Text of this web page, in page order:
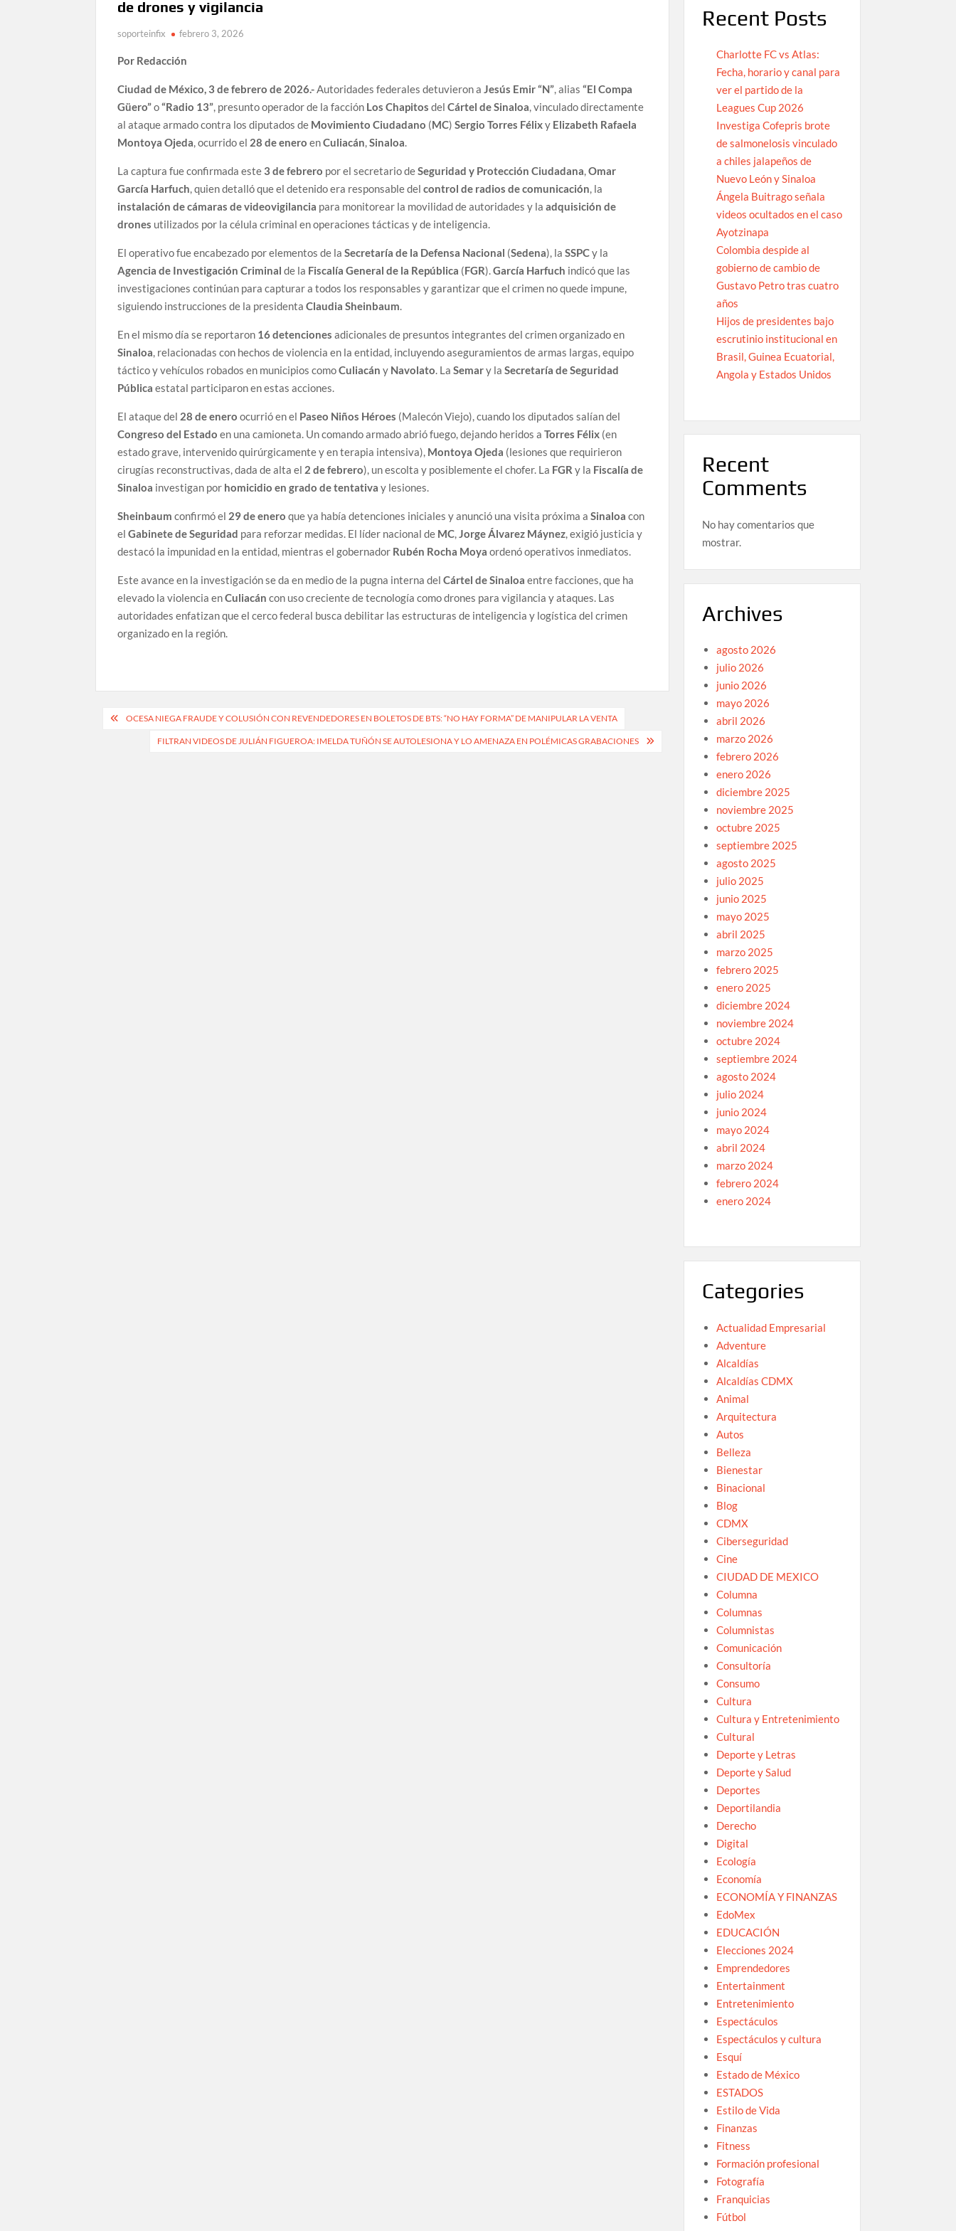
de drones y vigilancia
soporteinfix febrero 3, 2026
Por Redacción
Ciudad de México, 3 de febrero de 2026.-Autoridades federales detuvieron aJesús Emir “N”, alias“El Compa
Güero”o“Radio 13”, presunto operador de la facción Los Chapitos delCártel de Sinaloa, vinculado directamente
al ataque armado contra los diputados de Movimiento Ciudadano (MC)Sergio Torres Félixy Elizabeth Rafaela
Montoya Ojeda, ocurrido el 28 de enero enCuliacán,Sinaloa.
La captura fue confirmada este 3 de febrero por el secretario deSeguridad y Protección Ciudadana,Omar
García Harfuch, quien detalló que el detenido era responsable delcontrol de radios de comunicación, la
instalación de cámaras de videovigilancia para monitorear la movilidad de autoridades y laadquisición de
drones utilizados por la célula criminal en operaciones tácticas y de inteligencia.
El operativo fue encabezado por elementos de laSecretaría de la Defensa Nacional (Sedena), laSSPCy la
Agencia de Investigación Criminal de la Fiscalía General de la República (FGR).García Harfuch indicó que las
investigaciones continúan para capturar a todos los responsables y garantizar que el crimen no quede impune,
siguiendo instrucciones de la presidentaClaudia Sheinbaum.
En el mismo día se reportaron 16 detenciones adicionales de presuntos integrantes del crimen organizado en
Sinaloa, relacionadas con hechos de violencia en la entidad, incluyendo aseguramientos de armas largas, equipo
táctico y vehículos robados en municipios comoCuliacán y Navolato. LaSemary laSecretaría de Seguridad
Pública estatal participaron en estas acciones.
El ataque del 28 de enero ocurrió en el Paseo Niños Héroes (Malecón Viejo), cuando los diputados salían del
Congreso del Estado en una camioneta. Un comando armado abrió fuego, dejando heridos aTorres Félix (en
estado grave, intervenido quirúrgicamente y en terapia intensiva), Montoya Ojeda (lesiones que requirieron
cirugías reconstructivas, dada de alta el 2 de febrero), un escolta y posiblemente el chofer. La FGR y la Fiscalía de
Sinaloa investigan por homicidio en grado de tentativa y lesiones.
Sheinbaum confirmó el 29 de enero que ya había detenciones iniciales y anunció una visita próxima aSinaloa con
elGabinete de Seguridad para reforzar medidas. El líder nacional de MC,Jorge Álvarez Máynez, exigió justicia y
destacó la impunidad en la entidad, mientras el gobernador Rubén Rocha Moya ordenó operativos inmediatos.
Este avance en la investigación se da en medio de la pugna interna delCártel de Sinaloa entre facciones, que ha
elevado la violencia enCuliacán con uso creciente de tecnología como drones para vigilancia y ataques. Las
autoridades enfatizan que el cerco federal busca debilitar las estructuras de inteligencia y logística del crimen
organizado en la región.
Navegación
OCESA NIEGA FRAUDE Y COLUSIÓN CON REVENDEDORES EN BOLETOS DE BTS: “NO HAY FORMA” DE MANIPULAR LA VENTA
FILTRAN VIDEOS DE JULIÁN FIGUEROA: IMELDA TUÑÓN SE AUTOLESIONA Y LO AMENAZA EN POLÉMICAS GRABACIONES
Recent Posts
Charlotte FC vs Atlas:
Fecha, horario y canal para
ver el partido de la
Leagues Cup 2026
Investiga Cofepris brote
de salmonelosis vinculado
a chiles jalapeños de
Nuevo León y Sinaloa
Ángela Buitrago señala
videos ocultados en el caso
Ayotzinapa
Colombia despide al
gobierno de cambio de
Gustavo Petro tras cuatro
años
Hijos de presidentes bajo
escrutinio institucional en
Brasil, Guinea Ecuatorial,
Angola y Estados Unidos
Recent
Comments
No hay comentarios que
mostrar.
Archives
agosto 2026
julio 2026
junio 2026
mayo 2026
abril 2026
marzo 2026
febrero 2026
enero 2026
diciembre 2025
noviembre 2025
octubre 2025
septiembre 2025
agosto 2025
julio 2025
junio 2025
mayo 2025
abril 2025
marzo 2025
febrero 2025
enero 2025
diciembre 2024
noviembre 2024
octubre 2024
septiembre 2024
agosto 2024
julio 2024
junio 2024
mayo 2024
abril 2024
marzo 2024
febrero 2024
enero 2024
Categories
Actualidad Empresarial
Adventure
Alcaldías
Alcaldías CDMX
Animal
Arquitectura
Autos
Belleza
Bienestar
Binacional
Blog
CDMX
Ciberseguridad
Cine
CIUDAD DE MEXICO
Columna
Columnas
Columnistas
Comunicación
Consultoría
Consumo
Cultura
Cultura y Entretenimiento
Cultural
Deporte y Letras
Deporte y Salud
Deportes
Deportilandia
Derecho
Digital
Ecología
Economía
ECONOMÍA Y FINANZAS
EdoMex
EDUCACIÓN
Elecciones 2024
Emprendedores
Entertainment
Entretenimiento
Espectáculos
Espectáculos y cultura
Esquí
Estado de México
ESTADOS
Estilo de Vida
Finanzas
Fitness
Formación profesional
Fotografía
Franquicias
Fútbol